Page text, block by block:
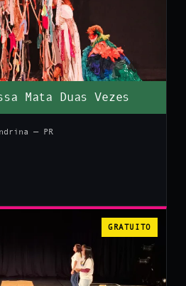
Mata Duas Vezes
— PR
GRATUITO